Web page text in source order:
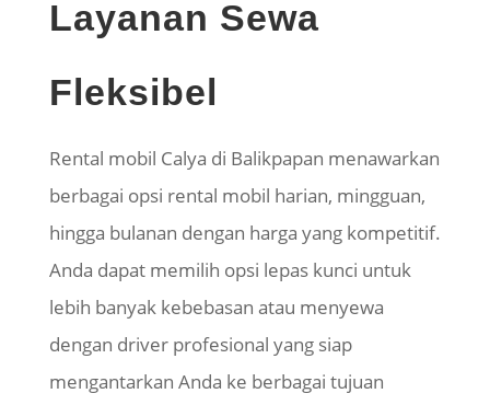
Layanan Sewa
Fleksibel
Rental mobil Calya di Balikpapan menawarkan
berbagai opsi rental mobil harian, mingguan,
hingga bulanan dengan harga yang kompetitif.
Anda dapat memilih opsi lepas kunci untuk
lebih banyak kebebasan atau menyewa
dengan driver profesional yang siap
mengantarkan Anda ke berbagai tujuan